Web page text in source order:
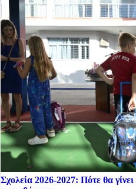
Σχολεία 2026-2027: Πότε θα